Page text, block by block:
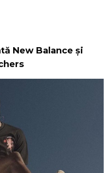
New Balance și